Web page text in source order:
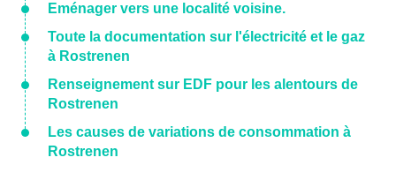
Eménager vers une localité voisine.
Toute la documentation sur l'électricité et le gaz
à Rostrenen
Renseignement sur EDF pour les alentours de
Rostrenen
Les causes de variations de consommation à
Rostrenen